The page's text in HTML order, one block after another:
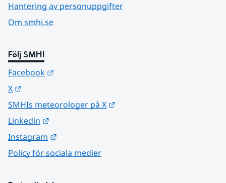
Hantering av personuppgifter
Om smhi.se
Följ SMHI
Facebook
X
SMHIs meteorologer på X
Linkedin
Instagram
Policy för sociala medier